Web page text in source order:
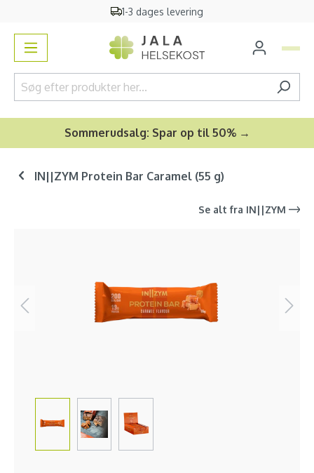
1-3 dages levering
Sommerudsalg: Spar op til 50% →
IN||ZYM Protein Bar Caramel (55 g)
Se alt fra IN||ZYM